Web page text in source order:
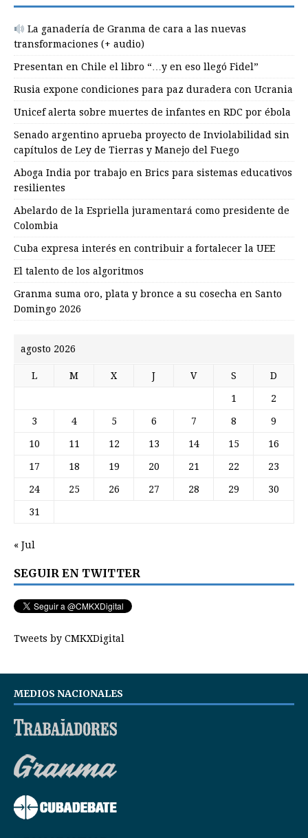
La ganadería de Granma de cara a las nuevas
transformaciones (+ audio)
Presentan en Chile el libro “…y en eso llegó Fidel”
Rusia expone condiciones para paz duradera con Ucrania
Unicef alerta sobre muertes de infantes en RDC por ébola
Senado argentino aprueba proyecto de Inviolabilidad sin
capítulos de Ley de Tierras y Manejo del Fuego
Aboga India por trabajo en Brics para sistemas educativos
resilientes
Abelardo de la Espriella juramentará como presidente de
Colombia
Cuba expresa interés en contribuir a fortalecer la UEE
El talento de los algoritmos
Granma suma oro, plata y bronce a su cosecha en Santo
Domingo 2026
agosto 2026
L M X J V S D
1 2
3 4 5 6 7 8 9
10 11 12 13 14 15 16
17 18 19 20 21 22 23
24 25 26 27 28 29 30
31
« Jul
SEGUIR EN TWITTER
Tweets by CMKXDigital
MEDIOS NACIONALES